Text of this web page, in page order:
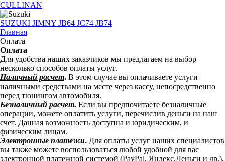
CULLINAN
SUZUKI JIMNY JB64 JC74 JB74
Главная
Оплата
Оплата
Для удобства наших заказчиков мы предлагаем на выбор
несколько способов оплаты услуг.
Наличный расчет. В этом случае вы оплачиваете услуги
наличными средствами на месте через кассу, непосредственно
перед тюнингом автомобиля.
Безналичный расчет. Если вы предпочитаете безналичные
операции, можете оплатить услуги, перечислив деньги на наш
счет. Данная возможность доступна и юридическим, и
физическим лицам.
Электронные платежи. Для оплаты услуг наших специалистов
вы также можете воспользоваться любой удобной для вас
электронной платежной системой (PayPal, Яндекс.Деньги и др.).